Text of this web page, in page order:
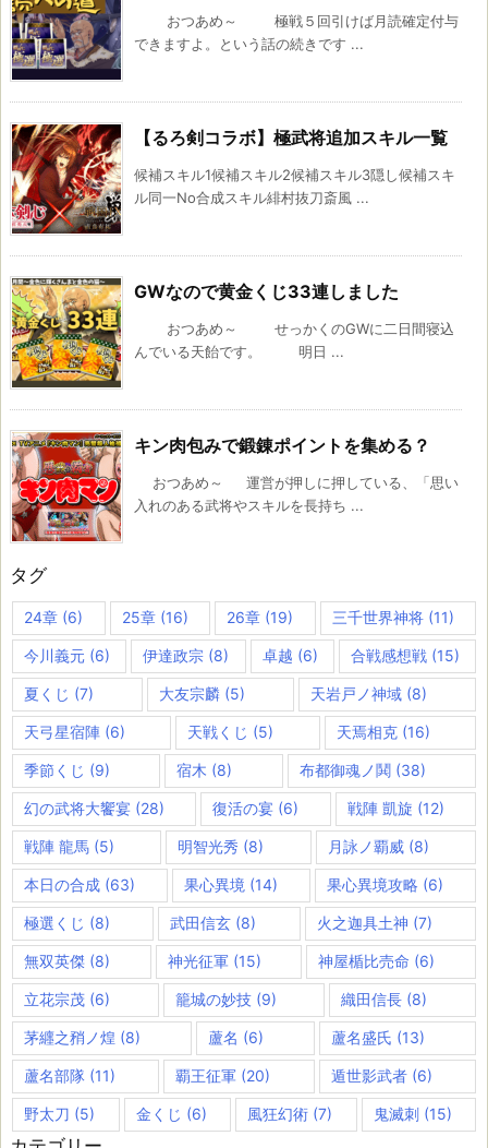
おつあめ～ 極戦５回引けば月読確定付与
できますよ。という話の続きです ...
【るろ剣コラボ】極武将追加スキル一覧
候補スキル1候補スキル2候補スキル3隠し候補スキ
ル同一No合成スキル緋村抜刀斎風 ...
GWなので黄金くじ33連しました
おつあめ～ せっかくのGWに二日間寝込
んでいる天飴です。 明日 ...
キン肉包みで鍛錬ポイントを集める？
おつあめ～ 運営が押しに押している、「思い
入れのある武将やスキルを長持ち ...
タグ
24章 (6) 25章(16) 26章 (19) 三千世界神将(11)
今川義元 (6) 伊達政宗 (8) 卓越 (6) 合戦感想戦(15)
夏くじ (7) 大友宗麟 (5) 天岩戸ノ神域 (8)
天弓星宿陣 (6) 天戦くじ (5) 天焉相克(16)
季節くじ (9) 宿木 (8) 布都御魂ノ鬨(38)
幻の武将大饗宴 (28) 復活の宴 (6) 戦陣 凱旋 (12)
戦陣 龍馬 (5) 明智光秀 (8) 月詠ノ覇威(8)
本日の合成 (63) 果心異境 (14) 果心異境攻略 (6)
極選くじ (8) 武田信玄 (8) 火之迦具土神 (7)
無双英傑 (8) 神光征軍(15) 神屋楯比売命 (6)
立花宗茂 (6) 籠城の妙技(9) 織田信長 (8)
茅纒之矟ノ煌 (8) 蘆名 (6) 蘆名盛氏 (13)
蘆名部隊 (11) 覇王征軍 (20) 遁世影武者(6)
野太刀 (5) 金くじ (6) 風狂幻術 (7) 鬼滅刺(15)